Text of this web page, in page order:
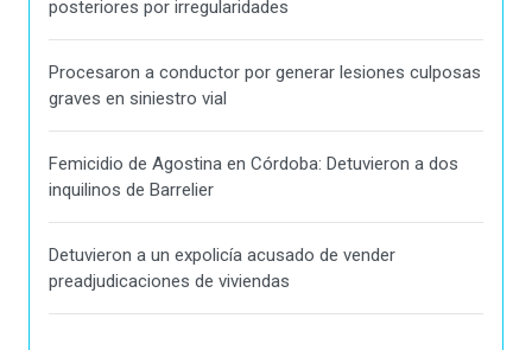
posteriores por irregularidades
Procesaron a conductor por generar lesiones culposas
graves en siniestro vial
Femicidio de Agostina en Córdoba: Detuvieron a dos
inquilinos de Barrelier
Detuvieron a un expolicía acusado de vender
preadjudicaciones de viviendas